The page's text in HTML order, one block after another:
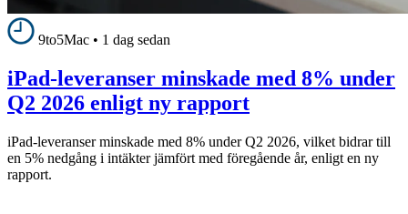
9to5Mac • 1 dag sedan
iPad-leveranser minskade med 8% under
Q2 2026 enligt ny rapport
iPad-leveranser minskade med 8% under Q2 2026, vilket bidrar till
en 5% nedgång i intäkter jämfört med föregående år, enligt en ny
rapport.